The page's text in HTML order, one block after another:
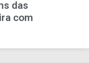
das
com